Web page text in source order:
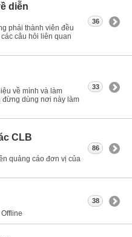
diễn
phải thành viên đều
câu hỏi liên quan
36
về mình và làm
dùng nơi này làm
33
CLB
quảng cáo đơn vị của
86
38